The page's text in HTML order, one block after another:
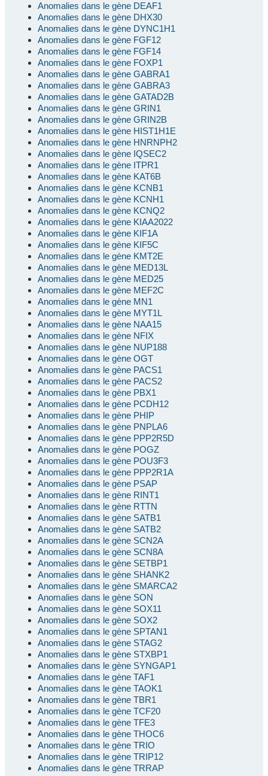
Anomalies dans le gène DEAF1
Anomalies dans le gène DHX30
Anomalies dans le gène DYNC1H1
Anomalies dans le gène FGF12
Anomalies dans le gène FGF14
Anomalies dans le gène FOXP1
Anomalies dans le gène GABRA1
Anomalies dans le gène GABRA3
Anomalies dans le gène GATAD2B
Anomalies dans le gène GRIN1
Anomalies dans le gène GRIN2B
Anomalies dans le gène HIST1H1E
Anomalies dans le gène HNRNPH2
Anomalies dans le gène IQSEC2
Anomalies dans le gène ITPR1
Anomalies dans le gène KAT6B
Anomalies dans le gène KCNB1
Anomalies dans le gène KCNH1
Anomalies dans le gène KCNQ2
Anomalies dans le gène KIAA2022
Anomalies dans le gène KIF1A
Anomalies dans le gène KIF5C
Anomalies dans le gène KMT2E
Anomalies dans le gène MED13L
Anomalies dans le gène MED25
Anomalies dans le gène MEF2C
Anomalies dans le gène MN1
Anomalies dans le gène MYT1L
Anomalies dans le gène NAA15
Anomalies dans le gène NFIX
Anomalies dans le gène NUP188
Anomalies dans le gène OGT
Anomalies dans le gène PACS1
Anomalies dans le gène PACS2
Anomalies dans le gène PBX1
Anomalies dans le gène PCDH12
Anomalies dans le gène PHIP
Anomalies dans le gène PNPLA6
Anomalies dans le gène PPP2R5D
Anomalies dans le gène POGZ
Anomalies dans le gène POU3F3
Anomalies dans le gène PPP2R1A
Anomalies dans le gène PSAP
Anomalies dans le gène RINT1
Anomalies dans le gène RTTN
Anomalies dans le gène SATB1
Anomalies dans le gène SATB2
Anomalies dans le gène SCN2A
Anomalies dans le gène SCN8A
Anomalies dans le gène SETBP1
Anomalies dans le gène SHANK2
Anomalies dans le gène SMARCA2
Anomalies dans le gène SON
Anomalies dans le gène SOX11
Anomalies dans le gène SOX2
Anomalies dans le gène SPTAN1
Anomalies dans le gène STAG2
Anomalies dans le gène STXBP1
Anomalies dans le gène SYNGAP1
Anomalies dans le gène TAF1
Anomalies dans le gène TAOK1
Anomalies dans le gène TBR1
Anomalies dans le gène TCF20
Anomalies dans le gène TFE3
Anomalies dans le gène THOC6
Anomalies dans le gène TRIO
Anomalies dans le gène TRIP12
Anomalies dans le gène TRRAP